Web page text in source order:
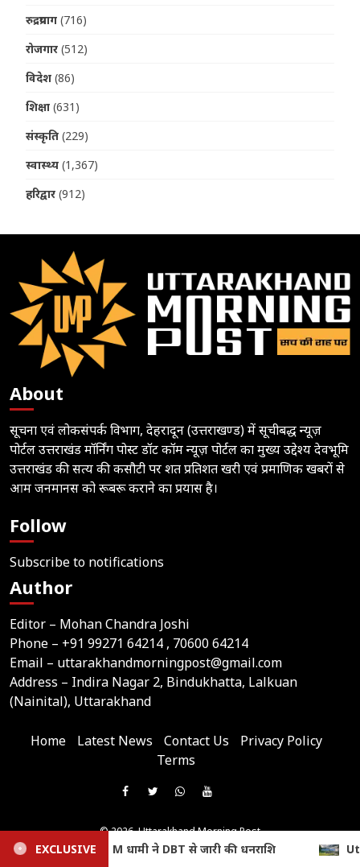
रुद्रप्रयाग (716)
रोजगार (512)
विदेश (86)
शिक्षा (631)
संस्कृति (229)
स्वास्थ्य (1,367)
हरिद्वार (912)
About
सूचना एवं लोकसंपर्क विभाग, देहरादून (उत्तराखण्ड) में सूचीबद्ध न्यूज़
पोर्टल उत्तराखंड मॉर्निंग पोस्ट डॉट कॉम न्यूज़ पोर्टल का मुख्य उद्देश्य देवभूमि
उत्तराखंड की सत्य की कसौटी पर शत प्रतिशत खरी एवं प्रमाणिक खबरों से
आम जनमानस को रूबरू कराने का प्रयास है।
Follow
Subscribe to notifications
Author
Editor – Mohan Chandra Joshi
Phone – +91 99271 64214 , 70600 64214
Email – uttarakhandmorningpost@gmail.com
Address – Indira Nagar 2, Bindukhatta, Lalkuan
(Nainital), Uttarakhand
Home Latest News Contact Us
Privacy Policy
Terms
Like FollowJoin
Subscribe
on
Telegram
© 2026,Uttarakhand Morning Post
Website Developed & Maintained by Webtik Media
All content and news on this website are published solely by the website owner. Webtik Media
EXCLUSIVEUttarakhand Weather: मानसून बरकरार, आज 4 जिलों में